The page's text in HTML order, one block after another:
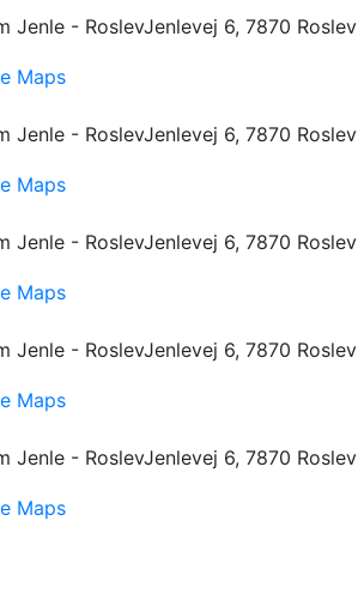
Jenle - RoslevJenlevej 6, 7870 Roslev
Maps
Jenle - RoslevJenlevej 6, 7870 Roslev
Maps
Jenle - RoslevJenlevej 6, 7870 Roslev
Maps
Jenle - RoslevJenlevej 6, 7870 Roslev
Maps
Jenle - RoslevJenlevej 6, 7870 Roslev
Maps